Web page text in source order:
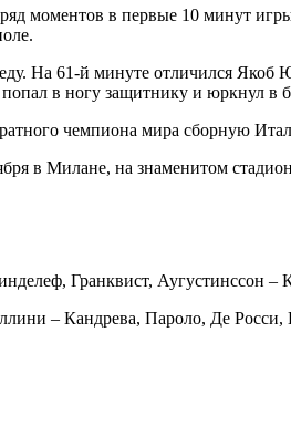
моментов в первые 10 минут
На 61-й минуте отличился
в ногу защитнику и юркнул
чемпиона мира сборную
в Милане, на знаменитом
Гранквист, Аугустинссон
– Кандрева, Пароло, Де